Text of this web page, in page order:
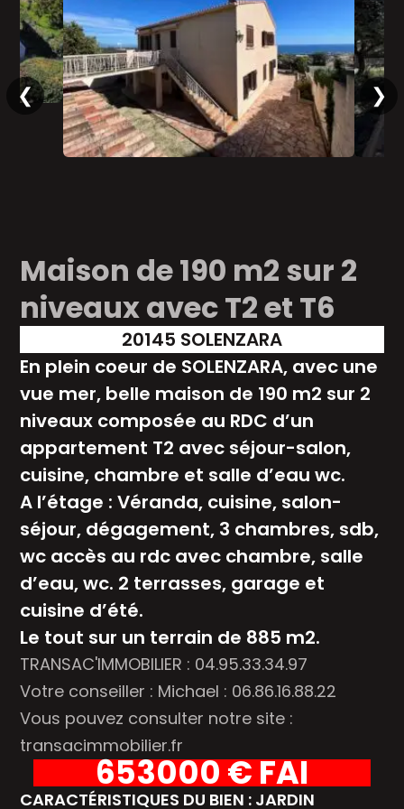
Maison de 190 m2 sur 2
niveaux avec T2 et T6
20145 SOLENZARA
En plein coeur de SOLENZARA, avec une
vue mer, belle maison de 190 m2 sur 2
niveaux composée au RDC d’un
appartement T2 avec séjour-salon,
cuisine, chambre et salle d’eau wc.
A l’étage : Véranda, cuisine, salon-
séjour, dégagement, 3 chambres, sdb,
wc accès au rdc avec chambre, salle
d’eau, wc. 2 terrasses, garage et
cuisine d’été.
Le tout sur un terrain de 885 m2.
TRANSAC'IMMOBILIER : 04.95.33.34.97
Votre conseiller : Michael : 06.86.16.88.22
Vous pouvez consulter notre site :
transacimmobilier.fr
653000 € FAI
CARACTÉRISTIQUES DU BIEN : JARDIN
❮ ❯